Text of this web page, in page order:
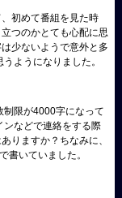
初めて番組を見た時
つのかとても心配に思
少ないようで意外と多
ようになりました。
限が4000字になって
ンなどで連絡をする際
りますか？ちなみに、
書いていました。